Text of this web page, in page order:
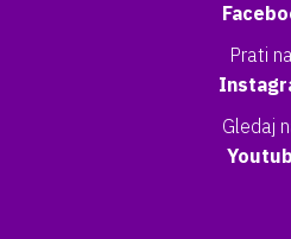
Prati
Gledaj